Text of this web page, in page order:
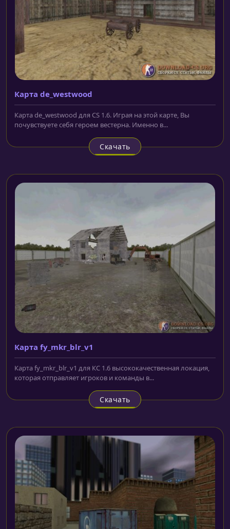
Карта de_westwood
Карта de_westwood для CS 1.6. Играя на этой карте, Вы
почувствуете себя героем вестерна. Именно в...
Скачать
Карта fy_mkr_blr_v1
Карта fy_mkr_blr_v1 для КС 1.6 высококачественная локация,
которая отправляет игроков и команды в...
Скачать